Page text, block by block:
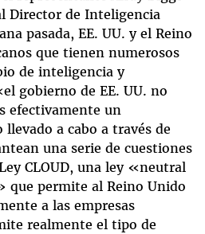
Director de Inteligencia
pasada, EE. UU. y el Reino
que tienen numerosos
de inteligencia y
gobierno de EE. UU. no
efectivamente un
a cabo a través de
una serie de cuestiones
CLOUD, una ley «neutral
que permite al Reino Unido
a las empresas
realmente el tipo de